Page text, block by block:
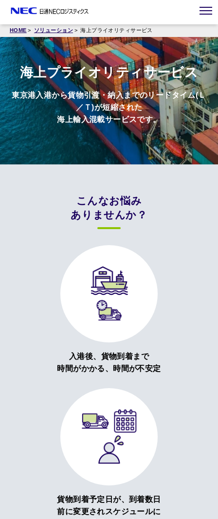
HOME ソリューション 海上プライオリティサービス
海上プライオリティサービス
東京港入港から貨物引渡・納入までのリードタイム(Ｌ
／Ｔ)が短縮された
海上輸入混載サービスです。
こんなお悩み
ありませんか？
入港後、貨物到着まで
時間がかかる、時間が不安定
貨物到着予定日が、到着数日
前に変更されスケジュールに